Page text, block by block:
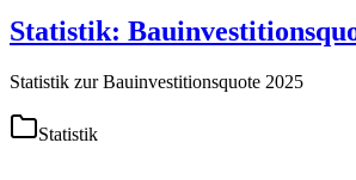
Statistik:
Statistik zur Bauinvestitionsquote 2025
Statistik